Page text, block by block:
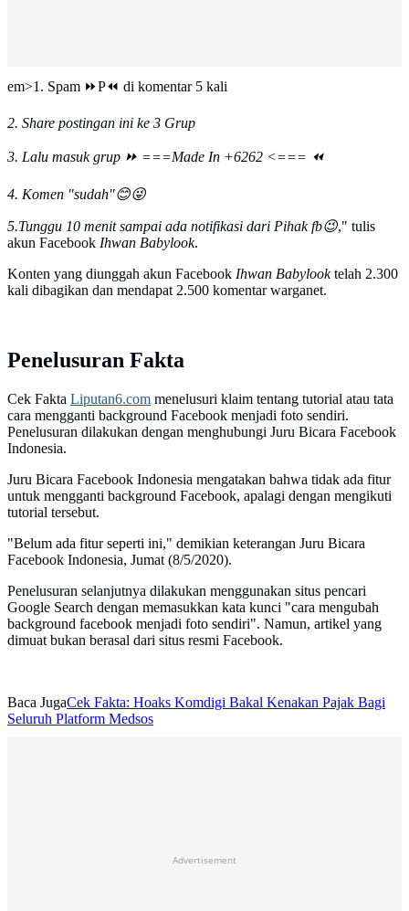
em>1. Spam ⏩P⏪ di komentar 5 kali
2. Share postingan ini ke 3 Grup
3. Lalu masuk grup ⏩ ===Made In +6262 <=== ⏪
4. Komen "sudah"😊😜
5.Tunggu 10 menit sampai ada notifikasi dari Pihak fb😉," tulis
akun Facebook Ihwan Babylook.
Konten yang diunggah akun Facebook Ihwan Babylooktelah 2.300
kali dibagikan dan mendapat 2.500 komentar warganet.
Penelusuran Fakta
Cek Fakta Liputan6.com menelusuri klaim tentang tutorial atau tata
cara mengganti background Facebook menjadi foto sendiri.
Penelusuran dilakukan dengan menghubungi Juru Bicara Facebook
Indonesia.
Juru Bicara Facebook Indonesia mengatakan bahwa tidak ada fitur
untuk mengganti background Facebook, apalagi dengan mengikuti
tutorial tersebut.
"Belum ada fitur seperti ini," demikian keterangan Juru Bicara
Facebook Indonesia, Jumat (8/5/2020).
Penelusuran selanjutnya dilakukan menggunakan situs pencari
Google Search dengan memasukkan kata kunci "cara mengubah
background facebook menjadi foto sendiri". Namun, artikel yang
dimuat bukan berasal dari situs resmi Facebook.
Baca JugaCek Fakta: Hoaks Komdigi Bakal Kenakan Pajak Bagi
Seluruh Platform Medsos
Advertisement